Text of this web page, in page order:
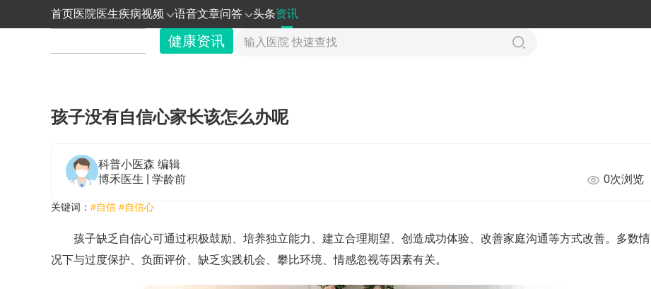
首页医院医生疾病视频 语音文章问答 头条资讯
健康资讯
孩子没有自信心家长该怎么办呢
科普小医森 编辑
博禾医生
学龄前 0次浏览
关键词： #自信 #自信心
孩子缺乏自信心可通过积极鼓励、培养独立能力、建立合理期望、创造成功体验、改善家庭沟通等方式改善。多数情
况下与过度保护、负面评价、缺乏实践机会、攀比环境、情感忽视等因素有关。